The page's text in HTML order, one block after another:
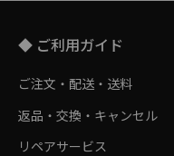
◆ ご利用ガイド
ご注文・配送・送料
返品・交換・キャンセル
リペアサービス